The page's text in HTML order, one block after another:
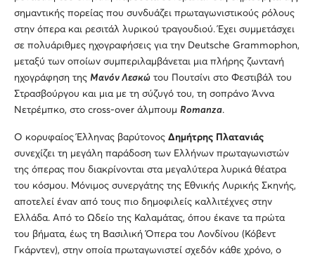
σημαντικής πορείας που συνδυάζει πρωταγωνιστικούς ρόλους
στην όπερα και ρεσιτάλ λυρικού τραγουδιού. Έχει συμμετάσχει
σε πολυάριθμες ηχογραφήσεις για την Deutsche Grammophon,
μεταξύ των οποίων συμπεριλαμβάνεται μια πλήρης ζωντανή
ηχογράφηση της Μανόν Λεσκώ του Πουτσίνι στο Φεστιβάλ του
Στρασβούργου και μια με τη σύζυγό του, τη σοπράνο Άννα
Νετρέμπκο, στο cross-over άλμπουμ Romanza.
Ο κορυφαίος Έλληνας βαρύτονος Δημήτρης Πλατανιάς
συνεχίζει τη μεγάλη παράδοση των Ελλήνων πρωταγωνιστών
της όπερας που διακρίνονται στα μεγαλύτερα λυρικά θέατρα
του κόσμου. Μόνιμος συνεργάτης της Εθνικής Λυρικής Σκηνής,
αποτελεί έναν από τους πιο δημοφιλείς καλλιτέχνες στην
Ελλάδα. Από το Ωδείο της Καλαμάτας, όπου έκανε τα πρώτα
του βήματα, έως τη Βασιλική Όπερα του Λονδίνου (Κόβεντ
Γκάρντεν), στην οποία πρωταγωνιστεί σχεδόν κάθε χρόνο, ο